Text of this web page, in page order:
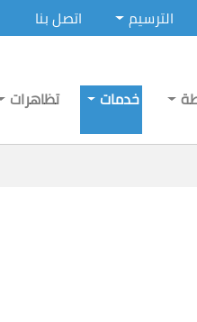
الترسيم اتصل بنا
خدمات تظاهرات